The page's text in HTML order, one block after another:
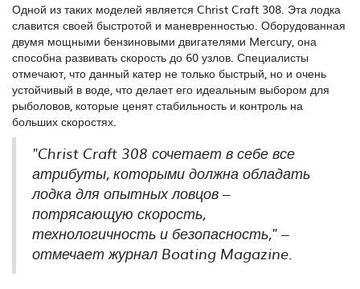
Одной из таких моделей является Christ Craft 308. Эта лодка
славится своей быстротой и маневренностью. Оборудованная
двумя мощными бензиновыми двигателями Mercury, она
способна развивать скорость до 60 узлов. Специалисты
отмечают, что данный катер не только быстрый, но и очень
устойчивый в воде, что делает его идеальным выбором для
рыболовов, которые ценят стабильность и контроль на
больших скоростях.
"Christ Craft 308 сочетает в себе все
атрибуты, которыми должна обладать
лодка для опытных ловцов –
потрясающую скорость,
технологичность и безопасность," –
отмечает журнал Boating Magazine.